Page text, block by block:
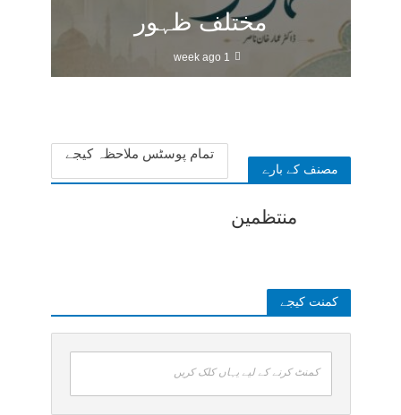
مختلف ظہور
1 week ago
مصنف کے بارے
تمام پوسٹس ملاحظہ کیجے
منتظمین
کمنت کیجے
کمنٹ کرنے کے لیے یہاں کلک کریں